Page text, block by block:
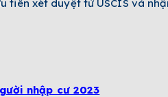
tiên xét duyệt từ USCIS và
nhập cư 2023